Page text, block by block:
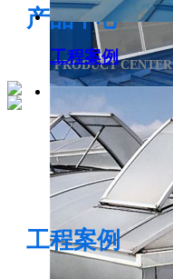
侧开型排烟天窗
产品中心
PRODUCT CENTER
工程案例
工程案例